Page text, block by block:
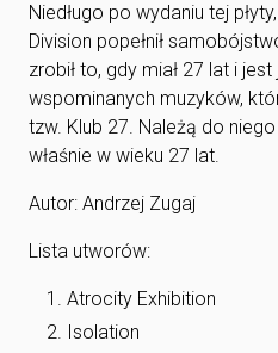
Niedługo po wydaniu tej
Division popełnił
zrobił to, gdy miał 27 lat i
wspominanych muzyków,
tzw. Klub 27. Należą do
właśnie w wieku 27 lat.
Autor: Andrzej Zugaj
Lista utworów:
Atrocity Exhibition
Isolation